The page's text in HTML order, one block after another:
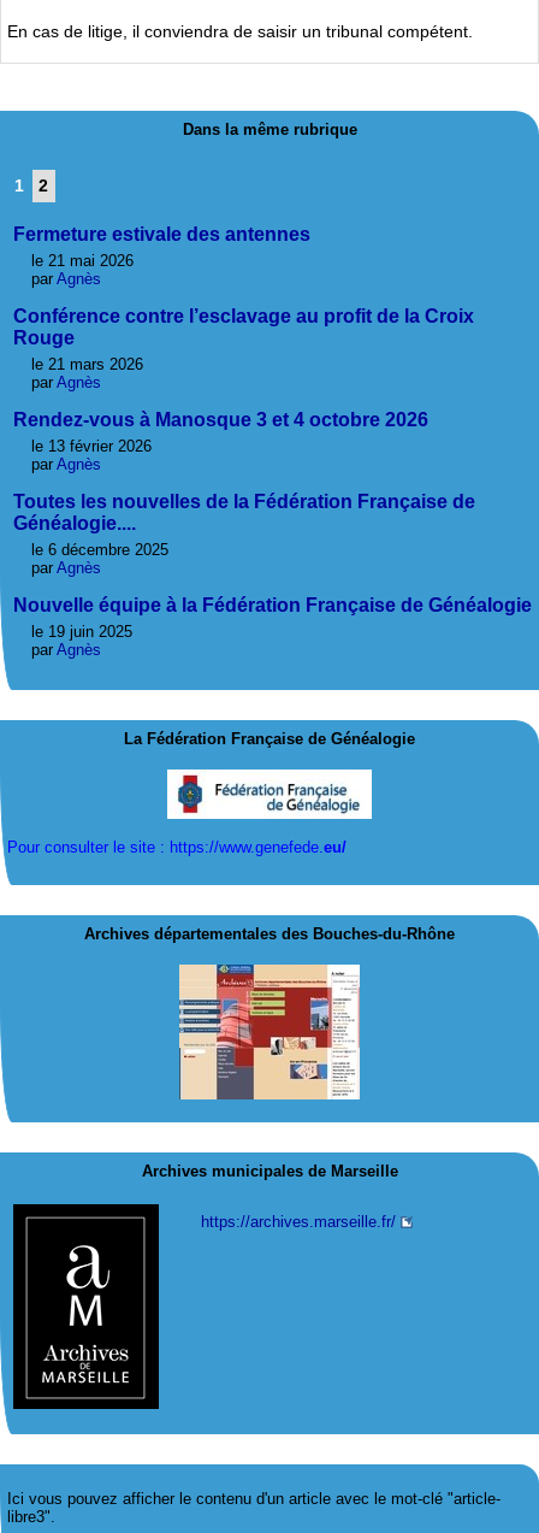
En cas de litige, il conviendra de saisir un tribunal compétent.
Dans la même rubrique
1 2
Fermeture estivale des antennes
le 21 mai 2026
par Agnès
Conférence contre l’esclavage au profit de la Croix
Rouge
le 21 mars 2026
par Agnès
Rendez-vous à Manosque 3 et 4 octobre 2026
le 13 février 2026
par Agnès
Toutes les nouvelles de la Fédération Française de
Généalogie....
le 6 décembre 2025
par Agnès
Nouvelle équipe à la Fédération Française de Généalogie
le 19 juin 2025
par Agnès
La Fédération Française de Généalogie
Pour consulter le site : https://www.genefede.eu/
Archives départementales des Bouches-du-Rhône
Archives municipales de Marseille
https://archives.marseille.fr/
Ici vous pouvez afficher le contenu d'un article avec le mot-clé "article-
libre3".